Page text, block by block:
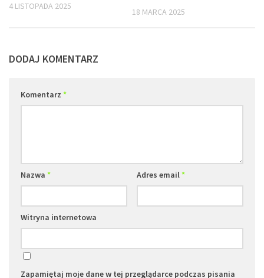
4 LISTOPADA 2025
18 MARCA 2025
DODAJ KOMENTARZ
Komentarz *
Nazwa * Adres email*
Witryna internetowa
Zapamiętaj moje dane w tej przeglądarce podczas pisania